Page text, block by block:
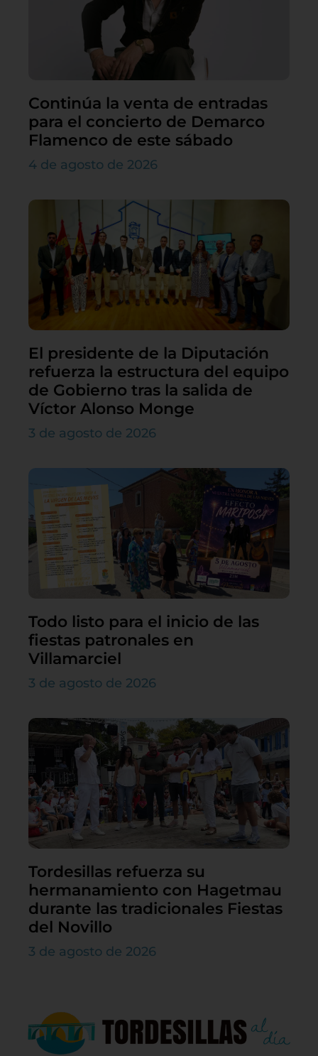
Continúa la venta de entradas
para el concierto de Demarco
Flamenco de este sábado
4 de agosto de 2026
El presidente de la Diputación
refuerza la estructura del equipo
de Gobierno tras la salida de
Víctor Alonso Monge
3 de agosto de 2026
Todo listo para el inicio de las
fiestas patronales en
Villamarciel
3 de agosto de 2026
Tordesillas refuerza su
hermanamiento con Hagetmau
durante las tradicionales Fiestas
del Novillo
3 de agosto de 2026